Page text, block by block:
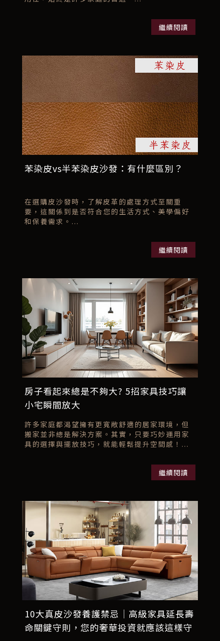
繼續閱讀
苯染皮vs半苯染皮沙發：有什麼區別？
在選購皮沙發時，了解皮革的處理方式至關重
要，這關係到是否符合您的生活方式、美學偏好
和保養需求。...
繼續閱讀
房子看起來總是不夠大? 5招家具技巧讓
小宅瞬間放大
許多家庭都渴望擁有更寬敞舒適的居家環境，但
搬家並非總是解決方案。其實，只要巧妙運用家
具的選擇與擺放技巧，就能輕鬆提升空間感！...
繼續閱讀
10大真皮沙發養護禁忌｜高級家具延長壽
命關鍵守則，您的奢華投資就應該這樣守